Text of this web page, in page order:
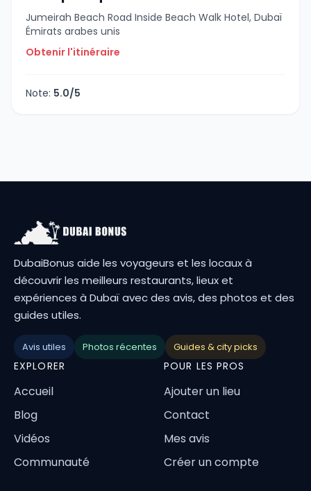
Jumeirah Beach Road Inside Beach Walk Hotel, Dubaï
Émirats arabes unis
Obtenir l'itinéraire
Note: 5.0/5
DubaiBonus aide les voyageurs et les locaux à
découvrir les meilleurs restaurants, lieux et
expériences à Dubaï avec des avis, des photos et des
guides utiles.
Avis utiles Photos récentes Guides & city picks
EXPLORER
Accueil
Blog
Vidéos
Communauté
POUR LES PROS
Ajouter un lieu
Contact
Mes avis
Créer un compte